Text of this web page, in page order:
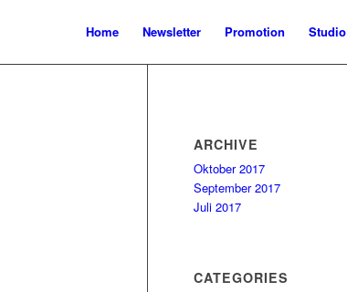
Home Newsletter Promotion Studio
ARCHIVE
Oktober 2017
September 2017
Juli 2017
CATEGORIES